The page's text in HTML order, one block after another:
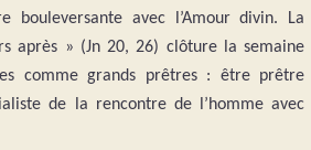
bouleversante avec l’Amour divin. La
après » (Jn 20, 26) clôture la semaine
comme grands prêtres : être prêtre
de la rencontre de l’homme avec